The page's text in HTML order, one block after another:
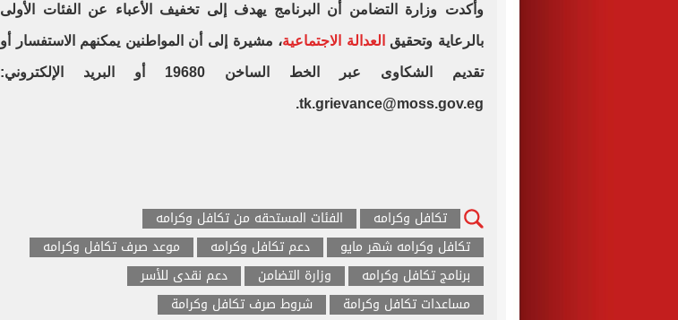
وأكدت وزارة التضامن أن البرنامج يهدف إلى تخفيف الأعباء عن الفئات الأولى
بالرعاية وتحقيق العدالة الاجتماعية، مشيرة إلى أن المواطنين يمكنهم الاستفسار أو
تقديم الشكاوى عبر الخط الساخن 19680 أو البريد الإلكتروني:
tk.grievance@moss.gov.eg.
تكافل وكرامه
الفئات المستحقه من تكافل وكرامه
تكافل وكرامه شهر مايو
دعم تكافل وكرامه
موعد صرف تكافل وكرامه
برنامج تكافل وكرامه
وزارة التضامن
دعم نقدى للأسر
مساعدات تكافل وكرامة
شروط صرف تكافل وكرامة